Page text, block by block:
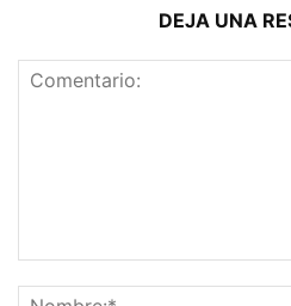
DEJA UNA